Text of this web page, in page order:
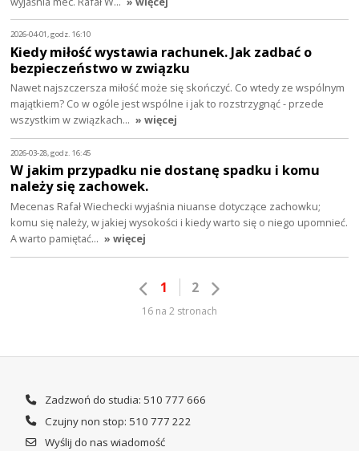
2026-04-01, godz. 16:10
Kiedy miłość wystawia rachunek. Jak zadbać o
bezpieczeństwo w związku
Nawet najszczersza miłość może się skończyć. Co wtedy ze wspólnym
majątkiem? Co w ogóle jest wspólne i jak to rozstrzygnąć - przede
wszystkim w związkach… » więcej
2026-03-28, godz. 16:45
W jakim przypadku nie dostanę spadku i komu
należy się zachowek.
Mecenas Rafał Wiechecki wyjaśnia niuanse dotyczące zachowku;
komu się należy, w jakiej wysokości i kiedy warto się o niego upomnieć.
A warto pamiętać… » więcej
1 2
16 na 2 stronach
Zadzwoń do studia: 510 777 666
Czujny non stop: 510 777 222
Wyślij do nas wiadomość